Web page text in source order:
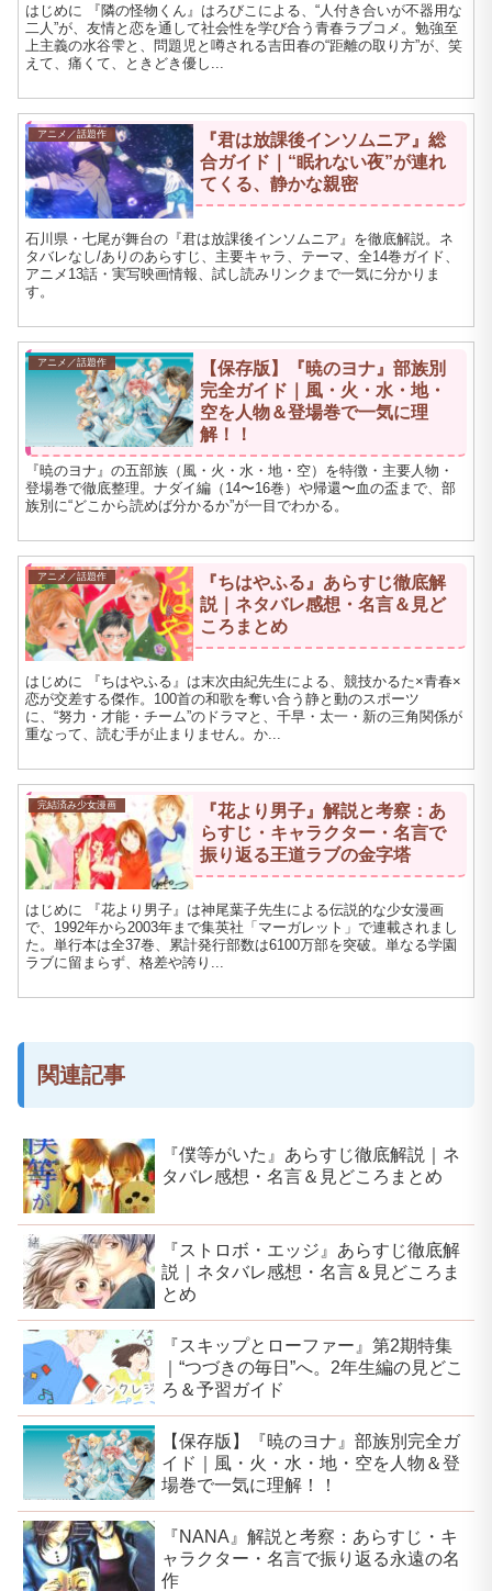
はじめに 『隣の怪物くん』はろびこによる、“人付き合いが不器用な
二人”が、友情と恋を通して社会性を学び合う青春ラブコメ。勉強至
上主義の水谷雫と、問題児と噂される吉田春の“距離の取り方”が、笑
えて、痛くて、ときどき優し...
アニメ／話題作
『君は放課後インソムニア』総
合ガイド｜“眠れない夜”が連れ
てくる、静かな親密
石川県・七尾が舞台の『君は放課後インソムニア』を徹底解説。ネ
タバレなし/ありのあらすじ、主要キャラ、テーマ、全14巻ガイド、
アニメ13話・実写映画情報、試し読みリンクまで一気に分かりま
す。
アニメ／話題作
【保存版】『暁のヨナ』部族別
完全ガイド｜風・火・水・地・
空を人物＆登場巻で一気に理
解！！
『暁のヨナ』の五部族（風・火・水・地・空）を特徴・主要人物・
登場巻で徹底整理。ナダイ編（14〜16巻）や帰還〜血の盃まで、部
族別に“どこから読めば分かるか”が一目でわかる。
アニメ／話題作
『ちはやふる』あらすじ徹底解
説｜ネタバレ感想・名言＆見ど
ころまとめ
はじめに 『ちはやふる』は末次由紀先生による、競技かるた×青春×
恋が交差する傑作。100首の和歌を奪い合う静と動のスポーツ
に、“努力・才能・チーム”のドラマと、千早・太一・新の三角関係が
重なって、読む手が止まりません。か...
完結済み少女漫画
『花より男子』解説と考察：あ
らすじ・キャラクター・名言で
振り返る王道ラブの金字塔
はじめに 『花より男子』は神尾葉子先生による伝説的な少女漫画
で、1992年から2003年まで集英社「マーガレット」で連載されまし
た。単行本は全37巻、累計発行部数は6100万部を突破。単なる学園
ラブに留まらず、格差や誇り...
関連記事
『僕等がいた』あらすじ徹底解説｜ネ
タバレ感想・名言＆見どころまとめ
『ストロボ・エッジ』あらすじ徹底解
説｜ネタバレ感想・名言＆見どころま
とめ
『スキップとローファー』第2期特集
｜“つづきの毎日”へ。2年生編の見どこ
ろ＆予習ガイド
【保存版】『暁のヨナ』部族別完全ガ
イド｜風・火・水・地・空を人物＆登
場巻で一気に理解！！
『NANA』解説と考察：あらすじ・キ
ャラクター・名言で振り返る永遠の名
作